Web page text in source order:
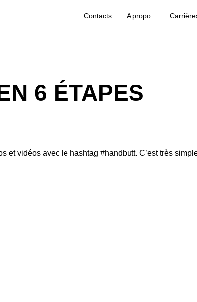
Contacts
6 ÉTAPES
et vidéos avec le hashtag #handbutt. C’est très